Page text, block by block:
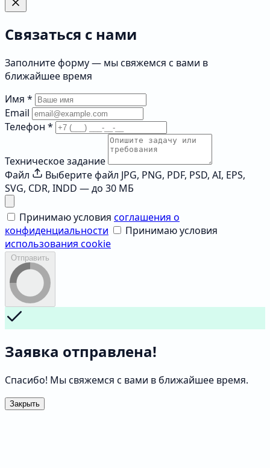
Связаться с нами
Заполните форму — мы свяжемся с вами в
ближайшее время
Имя *
Email
Телефон *
Техническое задание
Файл
Выберите файл JPG, PNG, PDF, PSD, AI, EPS,
SVG, CDR, INDD — до 30 МБ
Принимаю условия соглашения о
конфиденциальности
Принимаю условия
использования cookie
Отправить
Заявка отправлена!
Спасибо! Мы свяжемся с вами в ближайшее время.
Закрыть